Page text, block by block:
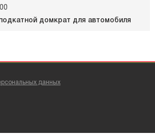
домкрат для автомобиля
данных